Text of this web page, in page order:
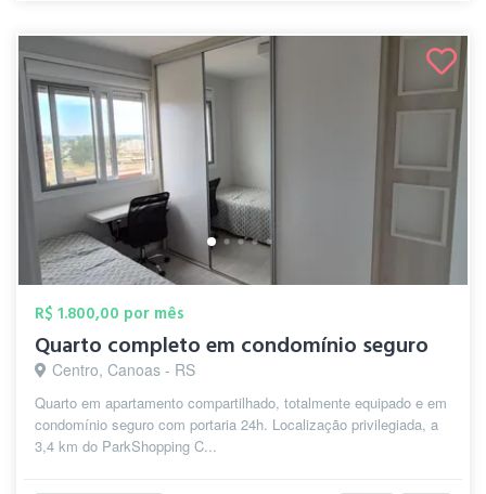
R$ 1.800,00 por mês
Quarto completo em condomínio seguro
Centro, Canoas - RS
Quarto em apartamento compartilhado, totalmente equipado e em
condomínio seguro com portaria 24h. Localização privilegiada, a
3,4 km do ParkShopping C...